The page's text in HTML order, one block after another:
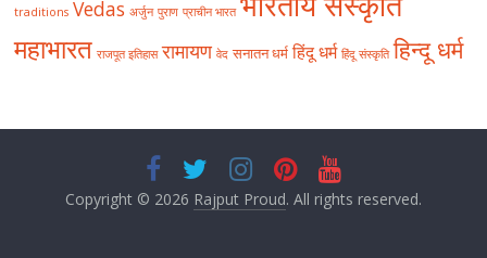
traditions Vedas अर्जुन पुराण प्राचीन भारत
महाभारत राजपूत इतिहास रामायण वेद सनातन धर्म हिंदू धर्म हिंदू संस्कृति हिन्दू धर्म
Copyright © 2026 Rajput Proud. All rights reserved.